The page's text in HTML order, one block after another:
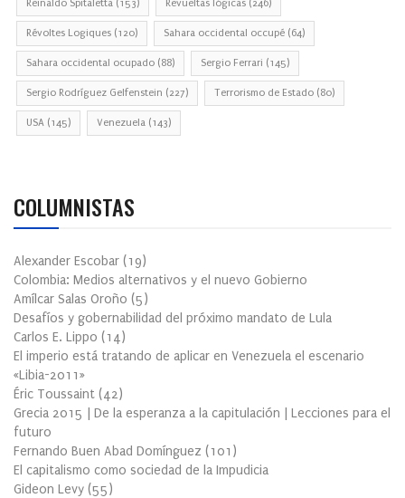
Reinaldo Spitaletta (153) Revueltas lógicas (246)
Révoltes Logiques (120) Sahara occidental occupé (64)
Sahara occidental ocupado (88) Sergio Ferrari (145)
Sergio Rodríguez Gelfenstein (227) Terrorismo de Estado (80)
USA (145) Venezuela (143)
COLUMNISTAS
Alexander Escobar (19)
Colombia: Medios alternativos y el nuevo Gobierno
Amílcar Salas Oroño (5)
Desafíos y gobernabilidad del próximo mandato de Lula
Carlos E. Lippo (14)
El imperio está tratando de aplicar en Venezuela el escenario
«Libia-2011»
Éric Toussaint (42)
Grecia 2015 | De la esperanza a la capitulación | Lecciones para el
futuro
Fernando Buen Abad Domínguez (101 )
El capitalismo como sociedad de la Impudicia
Gideon Levy (55)